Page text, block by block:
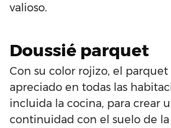
valioso.
Doussié parquet
Con su color rojizo, el parquet
apreciado en todas las
incluida la cocina, para crear
continuidad con el suelo de la